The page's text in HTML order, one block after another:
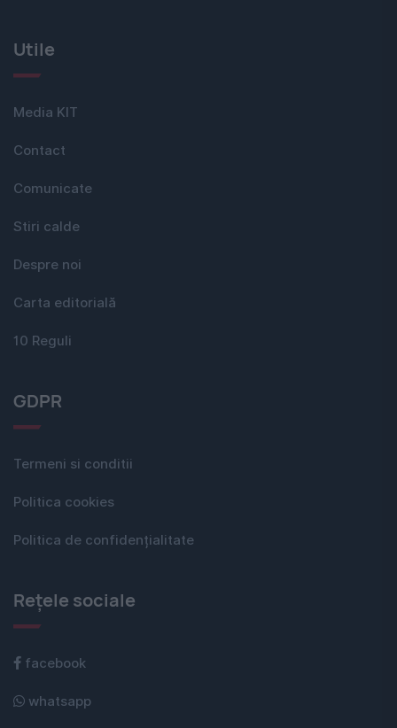
Utile
Media KIT
Contact
Comunicate
Stiri calde
Despre noi
Carta editorială
10 Reguli
GDPR
Termeni si conditii
Politica cookies
Politica de confidențialitate
Rețele sociale
facebook
whatsapp